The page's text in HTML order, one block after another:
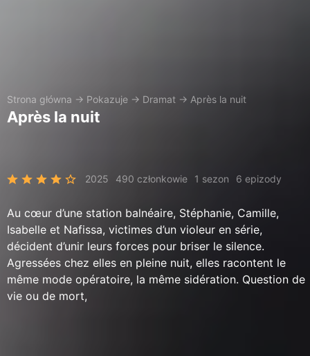
Strona główna → Pokazuje → Dramat → Après la nuit
Après la nuit
2025 490 członkowie 1 sezon 6 epizody
Au cœur d’une station balnéaire, Stéphanie, Camille,
Isabelle et Nafissa, victimes d’un violeur en série,
décident d’unir leurs forces pour briser le silence.
Agressées chez elles en pleine nuit, elles racontent le
même mode opératoire, la même sidération. Question de
vie ou de mort,